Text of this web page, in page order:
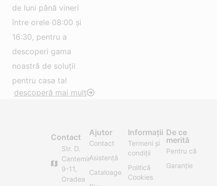
de luni până vineri
între orele 08:00 și
16:30, pentru a
descoperi gama
noastră de soluții
pentru casa ta!
descoperă mai mult
Contact
Str. D.
Cantemir
9-11,
Oradea
Ajutor
Contact
Asistență
Cataloage
Informații
Termeni și
condiții
Politică
Cookies
De ce
merită
Pentru că
Garanție